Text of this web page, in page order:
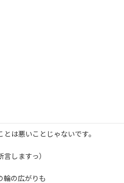
は悪いことじゃないです。
しますっ）
輪の広がりも